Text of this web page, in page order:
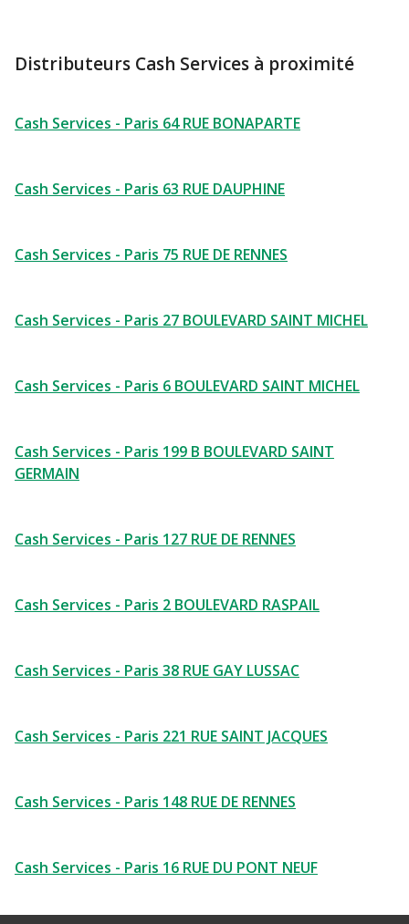
Distributeurs Cash Services à proximité
Cash Services - Paris 64 RUE BONAPARTE
Cash Services - Paris 63 RUE DAUPHINE
Cash Services - Paris 75 RUE DE RENNES
Cash Services - Paris 27 BOULEVARD SAINT MICHEL
Cash Services - Paris 6 BOULEVARD SAINT MICHEL
Cash Services - Paris 199 B BOULEVARD SAINT
GERMAIN
Cash Services - Paris 127 RUE DE RENNES
Cash Services - Paris 2 BOULEVARD RASPAIL
Cash Services - Paris 38 RUE GAY LUSSAC
Cash Services - Paris 221 RUE SAINT JACQUES
Cash Services - Paris 148 RUE DE RENNES
Cash Services - Paris 16 RUE DU PONT NEUF